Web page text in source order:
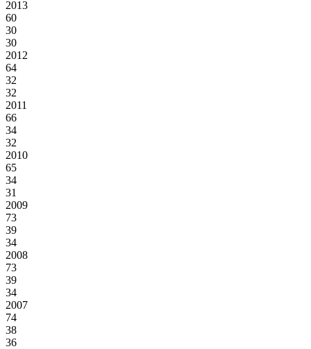
2013
60
30
30
2012
64
32
32
2011
66
34
32
2010
65
34
31
2009
73
39
34
2008
73
39
34
2007
74
38
36